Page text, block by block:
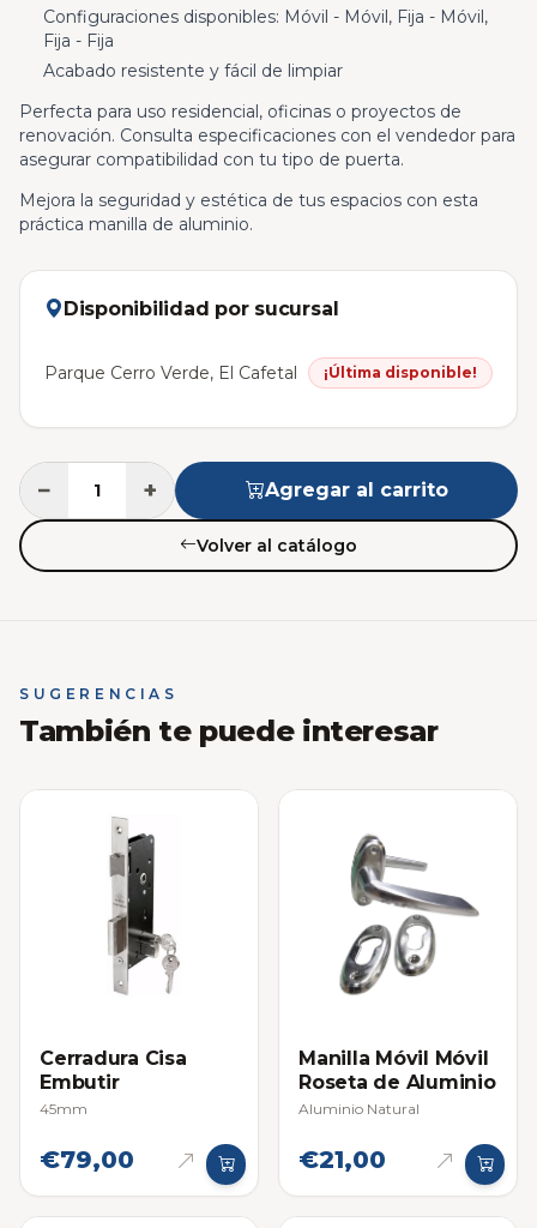
Configuraciones disponibles: Móvil - Móvil, Fija - Móvil,
Fija - Fija
Acabado resistente y fácil de limpiar
Perfecta para uso residencial, oficinas o proyectos de
renovación. Consulta especificaciones con el vendedor para
asegurar compatibilidad con tu tipo de puerta.
Mejora la seguridad y estética de tus espacios con esta
práctica manilla de aluminio.
Disponibilidad por sucursal
Parque Cerro Verde, El Cafetal ¡Última disponible!
− + Agregar al carrito
Volver al catálogo
SUGERENCIAS
También te puede interesar
Cerradura Cisa
Embutir
45mm
€79,00
Manilla Móvil Móvil
Roseta de Aluminio
Aluminio Natural
€21,00